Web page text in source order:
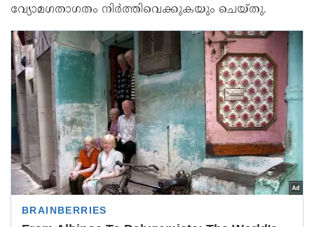
വ്യോമഗതാഗതം നിർത്തിവെക്കുകയും ചെയ്തു.